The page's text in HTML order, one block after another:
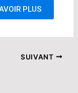
PLUS
SUIVANT